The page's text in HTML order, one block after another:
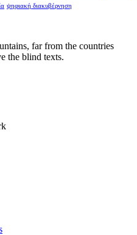
ψηφιακή διακυβέρνηση
far from the countries
the blind texts.